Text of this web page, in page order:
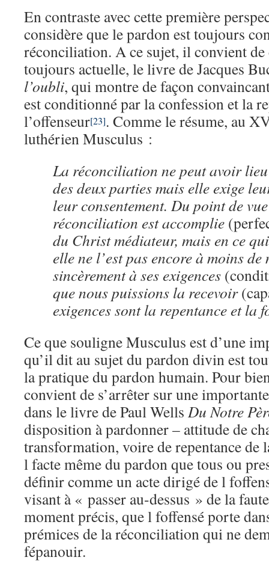
En contraste avec cette première
considère que le pardon est toujours
réconciliation. A ce sujet, il convient de
toujours actuelle, le livre de Jacques
l’oubli, qui montre de façon
est conditionné par la confession et la
l’offenseur[23]. Comme le résume, au
luthérien Musculus :
La réconciliation ne peut avoir
des deux parties mais elle exige
leur consentement. Du point de
réconciliation est accomplie
du Christ médiateur, mais en ce
elle ne l’est pas encore à moins de
sincèrement à ses exigences
que nous puissions la recevoir
exigences sont la repentance et la
Ce que souligne Musculus est d’une
qu’il dit au sujet du pardon divin est
la pratique du pardon humain. Pour
convient de s’arrêter sur une
dans le livre de Paul Wells Du Notre
disposition à pardonner – attitude de
transformation, voire de repentance de
l facte même du pardon que tous ou
définir comme un acte dirigé de l
visant à « passer au-dessus » de la
moment précis, que l foffensé porte
prémices de la réconciliation qui ne
fépanouir.